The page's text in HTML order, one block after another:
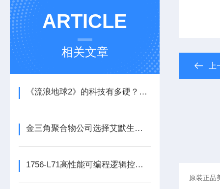
ARTICLE
相关文章
《流浪地球2》的科技有多硬？工业移动机器人首登大银幕
金三角聚合物公司选择艾默生为其新建工厂提供设备数字自动化技术以及软件
1756-L71高性能可编程逻辑控制器的常见维护保养方法分享